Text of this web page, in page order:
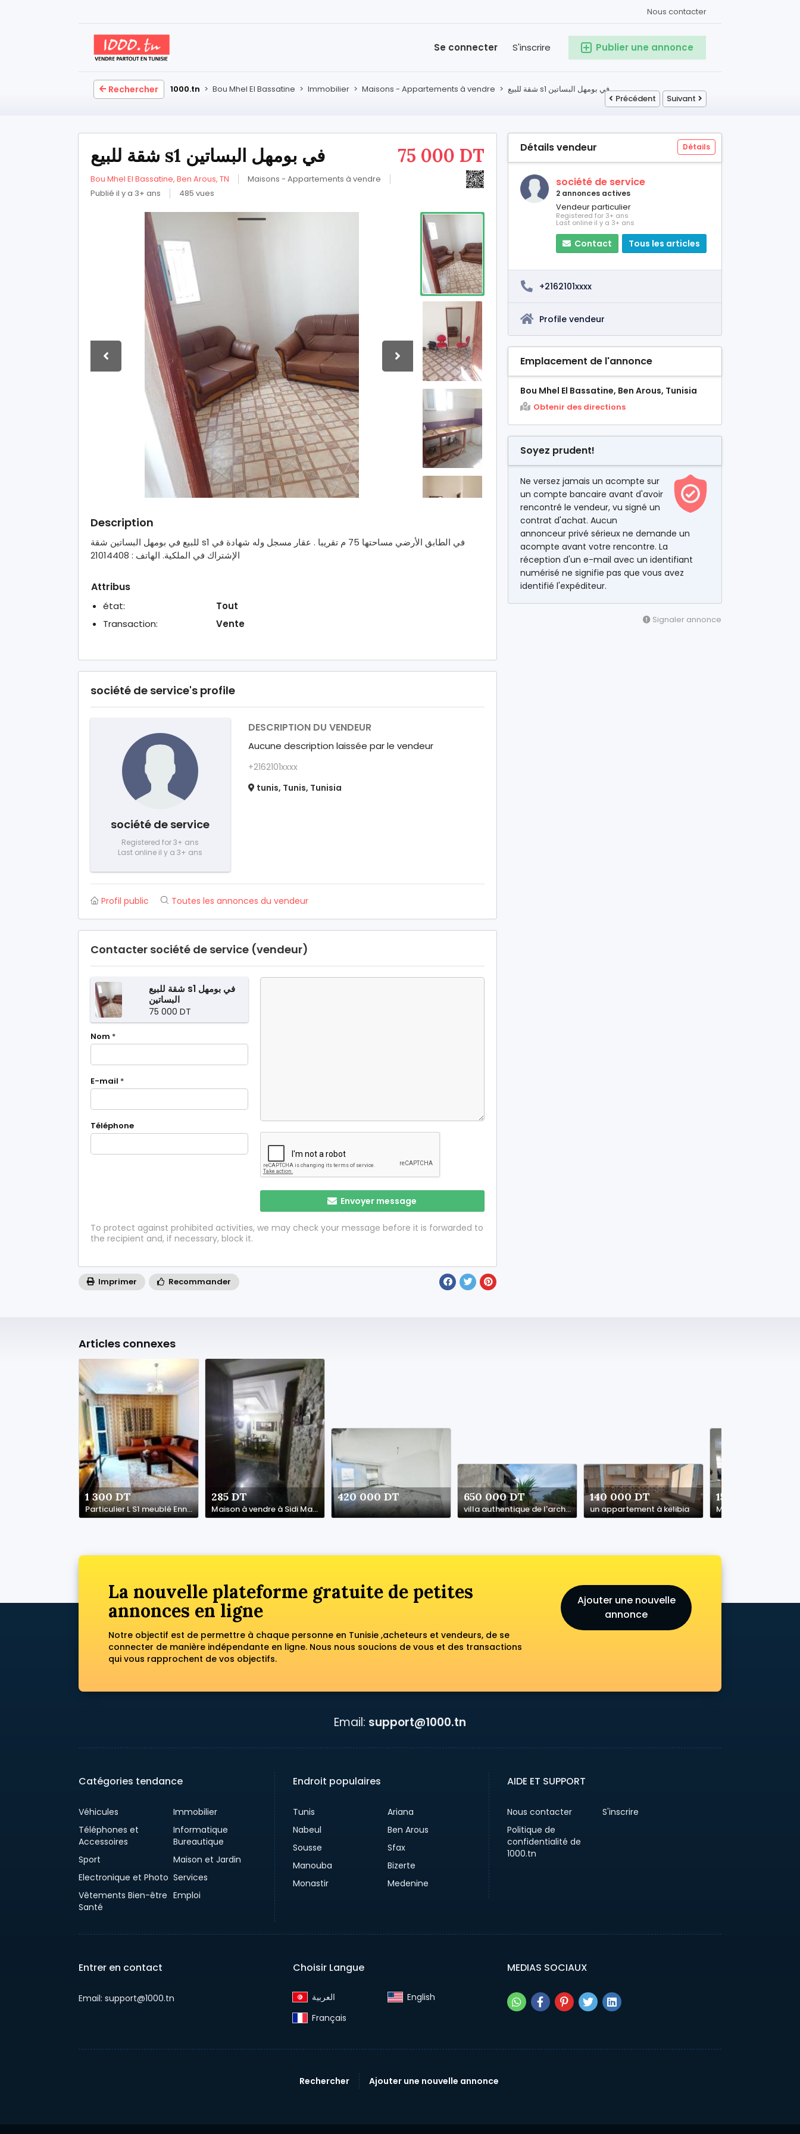
Nous contacter
Publier une annonce
S'inscrire
Se connecter
Rechercher 1000.tn > Bou Mhel El Bassatine > Immobilier > Maisons - Appartements à vendre >
شقة للبيع s1 في بومهل البساتين
Précédent
Suivant
75 000 DT شقة للبيع s1 في بومهل البساتين
Bou Mhel El Bassatine, Ben Arous, TN
Maisons - Appartements à vendre
Publié il y a 3+ ans
485 vues
Description
للبيع في بومهل البساتين شقة s1 في الطابق الأرضي مساحتها 75 م تقريبا . عقار مسجل وله شهادة في
الإشتراك في الملكية. الهاتف : 21014408
Attribus
état:
Tout
Transaction:
Vente
société de service's profile
société de service
Registered for 3+ ans
Last online il y a 3+ ans
DESCRIPTION DU VENDEUR
Aucune description laissée par le vendeur
+2162101xxxx
tunis, Tunis, Tunisia
Profil public Toutes les annonces du vendeur
Contacter société de service (vendeur)
شقة للبيع s1 في بومهل
البساتين
75 000 DT
Nom *
E-mail *
Téléphone
Envoyer message
To protect against prohibited activities, we may check your message before it is forwarded to
the recipient and, if necessary, block it.
Imprimer Recommander
Détails vendeur Détails
société de service
2 annonces actives
Vendeur particulier
Registered for 3+ ans
Last online il y a 3+ ans
Contact Tous les articles
+2162101xxxx
Profile vendeur
Emplacement de l'annonce
Bou Mhel El Bassatine, Ben Arous, Tunisia
Obtenir des directions
Soyez prudent!
Ne versez jamais un acompte sur
un compte bancaire avant d'avoir
rencontré le vendeur, vu signé un
contrat d'achat. Aucun
annonceur privé sérieux ne demande un
acompte avant votre rencontre. La
réception d'un e-mail avec un identifiant
numérisé ne signifie pas que vous avez
identifié l'expéditeur.
Signaler annonce
Articles connexes
1 300 DT
Particulier L S1 meublé Ennasr2 pour étranger
285 DT
Maison à vendre à Sidi Mansour – Sfax
420 000 DT 650 000 DT
villa authentique de l'architecture arabesque
140 000 DT
un appartement à kelibia
150 000 DT
La nouvelle plateforme gratuite de petites
annonces en ligne
Notre objectif est de permettre à chaque personne en Tunisie ,acheteurs et vendeurs, de se
connecter de manière indépendante en ligne. Nous nous soucions de vous et des transactions
qui vous rapprochent de vos objectifs.
Ajouter une nouvelle
annonce
Email: support@1000.tn
Catégories tendance
Véhicules
Immobilier
Téléphones et
Accessoires
Informatique
Bureautique
Sport
Maison et Jardin
Electronique et Photo Services
Vêtements Bien-être
Santé
Emploi
Endroit populaires
Tunis
Ariana
Nabeul
Ben Arous
Sousse
Sfax
Manouba
Bizerte
Monastir
Medenine
AIDE ET SUPPORT
Nous contacter
S'inscrire
Politique de
confidentialité de
1000.tn
Entrer en contact
Email: support@1000.tn
Choisir Langue
English‎
Français‎
MEDIAS SOCIAUX
Rechercher Ajouter une nouvelle annonce